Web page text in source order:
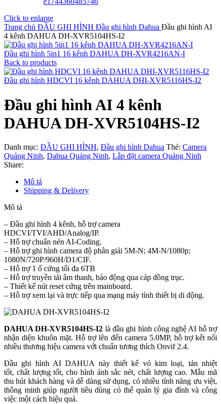
Click to enlarge
Trang chủ ĐẦU GHI HÌNH Đầu ghi hình Dahua Đầu ghi hình AI
4 kênh DAHUA DH-XVR5104HS-I2
Đầu ghi hình 5in1 16 kênh DAHUA DH-XVR4216AN-I
Back to products
Đầu ghi hình HDCVI 16 kênh DAHUA DHI-XVR5116HS-I2
Đầu ghi hình AI 4 kênh
DAHUA DH-XVR5104HS-I2
Danh mục: ĐẦU GHI HÌNH, Đầu ghi hình Dahua Thẻ: Camera
Quảng Ninh, Dahua Quảng Ninh, Lắp đặt camera Quảng Ninh
Share:
Mô tả
Shipping & Delivery
Mô tả
– Đầu ghi hình 4 kênh, hỗ trợ camera
HDCVI/TVI/AHD/Analog/IP.
– Hỗ trợ chuẩn nén AI-Coding.
– Hỗ trợ ghi hình camera độ phân giải 5M-N; 4M-N/1080p;
1080N/720P/960H/D1/CIF.
– Hỗ trợ 1 ổ cứng tối đa 6TB
– Hỗ trợ truyền tải âm thanh, báo động qua cáp đồng trục.
– Thiết kế nút reset cứng trên mainboard.
– Hỗ trợ xem lại và trực tiếp qua mạng máy tính thiết bị di động.
DAHUA DH-XVR5104HS-I2 là đầu ghi hình công nghệ AI hỗ trợ
nhận diện khuôn mặt. Hỗ trợ lên đến camera 5.0MP, hỗ trợ kết nối
nhiều thương hiệu camera với chuẩn tương thích Onvif 2.4.
Đầu ghi hình AI DAHUA này thiết kế vỏ kim loại, tản nhiệt
tốt, chất lượng tốt, cho hình ảnh sắc nét, chất lượng cao. Mẫu mã
thu hút khách hàng và dễ dàng sử dụng, có nhiều tính năng ưu việt,
thông minh giúp người tiêu dùng có thể quản lý gia đình và công
việc một cách hiệu quả.